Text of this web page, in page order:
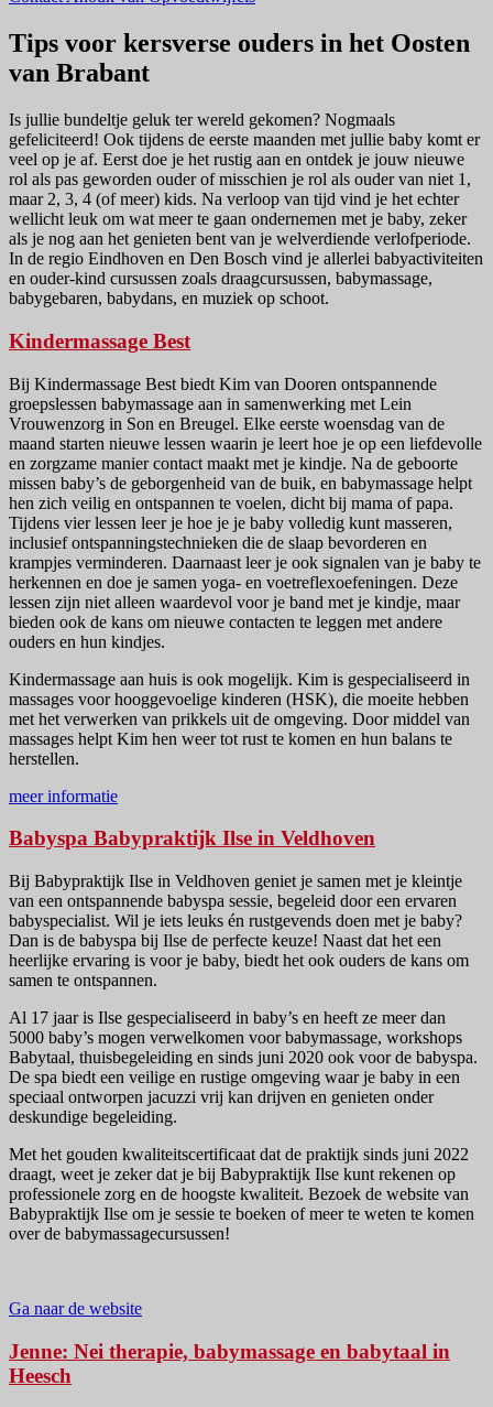
Tips voor kersverse ouders in het Oosten
van Brabant
Is jullie bundeltje geluk ter wereld gekomen? Nogmaals
gefeliciteerd! Ook tijdens de eerste maanden met jullie baby komt er
veel op je af. Eerst doe je het rustig aan en ontdek je jouw nieuwe
rol als pas geworden ouder of misschien je rol als ouder van niet 1,
maar 2, 3, 4 (of meer) kids. Na verloop van tijd vind je het echter
wellicht leuk om wat meer te gaan ondernemen met je baby, zeker
als je nog aan het genieten bent van je welverdiende verlofperiode.
In de regio Eindhoven en Den Bosch vind je allerlei babyactiviteiten
en ouder-kind cursussen zoals draagcursussen, babymassage,
babygebaren, babydans, en muziek op schoot.
Kindermassage Best
Bij Kindermassage Best biedt Kim van Dooren ontspannende
groepslessen babymassage aan in samenwerking met Lein
Vrouwenzorg in Son en Breugel. Elke eerste woensdag van de
maand starten nieuwe lessen waarin je leert hoe je op een liefdevolle
en zorgzame manier contact maakt met je kindje. Na de geboorte
missen baby’s de geborgenheid van de buik, en babymassage helpt
hen zich veilig en ontspannen te voelen, dicht bij mama of papa.
Tijdens vier lessen leer je hoe je je baby volledig kunt masseren,
inclusief ontspanningstechnieken die de slaap bevorderen en
krampjes verminderen. Daarnaast leer je ook signalen van je baby te
herkennen en doe je samen yoga- en voetreflexoefeningen. Deze
lessen zijn niet alleen waardevol voor je band met je kindje, maar
bieden ook de kans om nieuwe contacten te leggen met andere
ouders en hun kindjes.
Kindermassage aan huis is ook mogelijk. Kim is gespecialiseerd in
massages voor hooggevoelige kinderen (HSK), die moeite hebben
met het verwerken van prikkels uit de omgeving. Door middel van
massages helpt Kim hen weer tot rust te komen en hun balans te
herstellen.
meer informatie
Babyspa Babypraktijk Ilse in Veldhoven
Bij Babypraktijk Ilse in Veldhoven geniet je samen met je kleintje
van een ontspannende babyspa sessie, begeleid door een ervaren
babyspecialist. Wil je iets leuks én rustgevends doen met je baby?
Dan is de babyspa bij Ilse de perfecte keuze! Naast dat het een
heerlijke ervaring is voor je baby, biedt het ook ouders de kans om
samen te ontspannen.
Al 17 jaar is Ilse gespecialiseerd in baby’s en heeft ze meer dan
5000 baby’s mogen verwelkomen voor babymassage, workshops
Babytaal, thuisbegeleiding en sinds juni 2020 ook voor de babyspa.
De spa biedt een veilige en rustige omgeving waar je baby in een
speciaal ontworpen jacuzzi vrij kan drijven en genieten onder
deskundige begeleiding.
Met het gouden kwaliteitscertificaat dat de praktijk sinds juni 2022
draagt, weet je zeker dat je bij Babypraktijk Ilse kunt rekenen op
professionele zorg en de hoogste kwaliteit. Bezoek de website van
Babypraktijk Ilse om je sessie te boeken of meer te weten te komen
over de babymassagecursussen!
Ga naar de website
Jenne: Nei therapie, babymassage en babytaal in
Heesch